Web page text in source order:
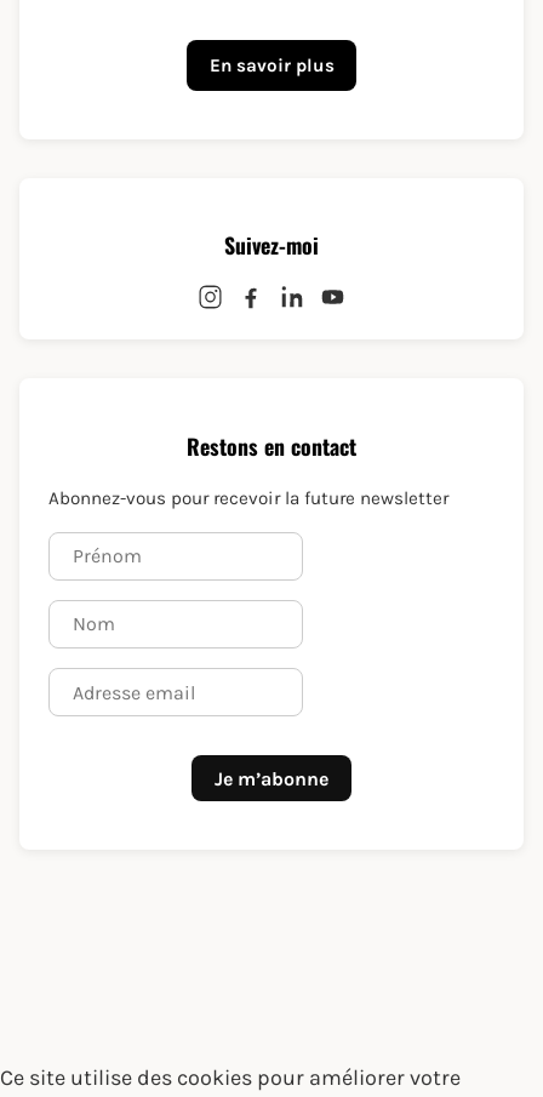
En savoir plus
Suivez-moi
Restons en contact
Abonnez-vous pour recevoir la future newsletter
Je m’abonne
Ce site utilise des cookies pour améliorer votre